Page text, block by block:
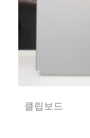
클립보드